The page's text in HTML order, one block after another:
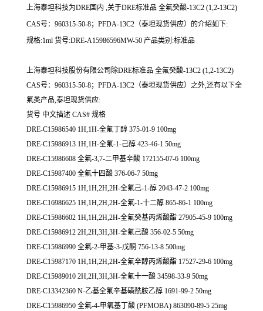
上海泰坦科技为DRE国内 ,关于DRE标准品 全氟癸酸-13C2 (1,2-13C2)
CAS号：960315-50-8；PFDA-13C2（泰坦现货供应）的介绍如下:
规格:1ml 货号:DRE-A15986596MW-50 产品类别:标准品
上海泰坦科技股份有限公司除DRE标准品 全氟癸酸-13C2 (1,2-13C2)
CAS号：960315-50-8；PFDA-13C2（泰坦现货供应）之外,还有以下全
氟类产品,泰坦现货供应:
货号 中文描述 CAS# 规格
DRE-C15986540 1H,1H-全氟丁醇 375-01-9 100mg
DRE-C15986913 1H,1H-全氟-1-己醇 423-46-1 50mg
DRE-C15986608 全氟-3,7-二甲基辛酸 172155-07-6 100mg
DRE-C15987400 全氟十四酸 376-06-7 50mg
DRE-C15986915 1H,1H,2H,2H-全氟己-1-醇 2043-47-2 100mg
DRE-C16986625 1H,1H,2H,2H-全氟-1-十二醇 865-86-1 100mg
DRE-C15986602 1H,1H,2H,2H-全氟癸基丙烯酸酯 27905-45-9 100mg
DRE-C15986912 2H,2H,3H,3H-全氟己酸 356-02-5 50mg
DRE-C15986990 全氟-2-甲基-3-戊酮 756-13-8 500mg
DRE-C15987170 1H,1H,2H,2H-全氟辛醇丙烯酸酯 17527-29-6 100mg
DRE-C15989010 2H,2H,3H,3H-全氟十一酸 34598-33-9 50mg
DRE-C13342360 N-乙基全氟辛基磺酰胺乙醇 1691-99-2 50mg
DRE-C15986950 全氟-4-甲氧基丁酸 (PFMOBA) 863090-89-5 25mg